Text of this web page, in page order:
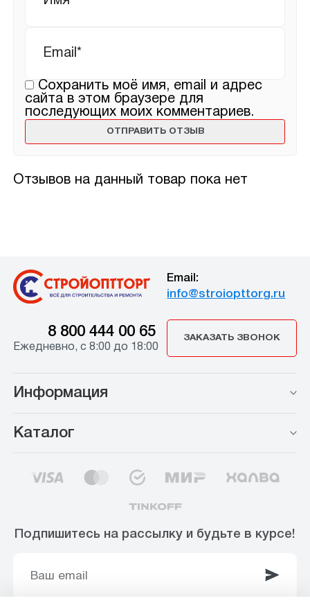
Отзывов на данный товар пока нет
Сохранить моё имя, email и адрес
сайта в этом браузере для
последующих моих комментариев.
Email:
info@stroiopttorg.ru
8 800 444 00 65
Ежедневно, с 8:00 до 18:00
ЗАКАЗАТЬ ЗВОНОК
Информация
Каталог
Подпишитесь на рассылку и будьте в курсе!